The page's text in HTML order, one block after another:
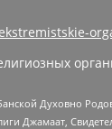
Духовно
Джамаат,